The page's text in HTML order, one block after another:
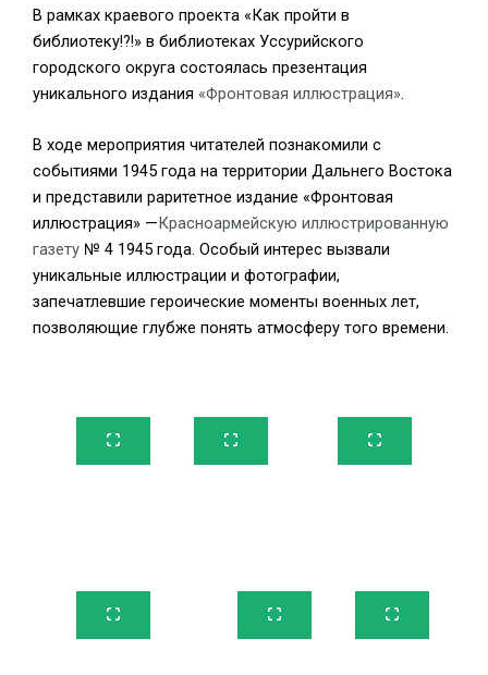
В рамках краевого проекта «Как пройти в
библиотеку!?!» в библиотеках Уссурийского
городского округа состоялась презентация
уникального издания «Фронтовая иллюстрация».
В ходе мероприятия читателей познакомили с
событиями 1945 года на территории Дальнего Востока
и представили раритетное издание «Фронтовая
иллюстрация» —Красноармейскую иллюстрированную
газету № 4 1945 года. Особый интерес вызвали
уникальные иллюстрации и фотографии,
запечатлевшие героические моменты военных лет,
позволяющие глубже понять атмосферу того времени.